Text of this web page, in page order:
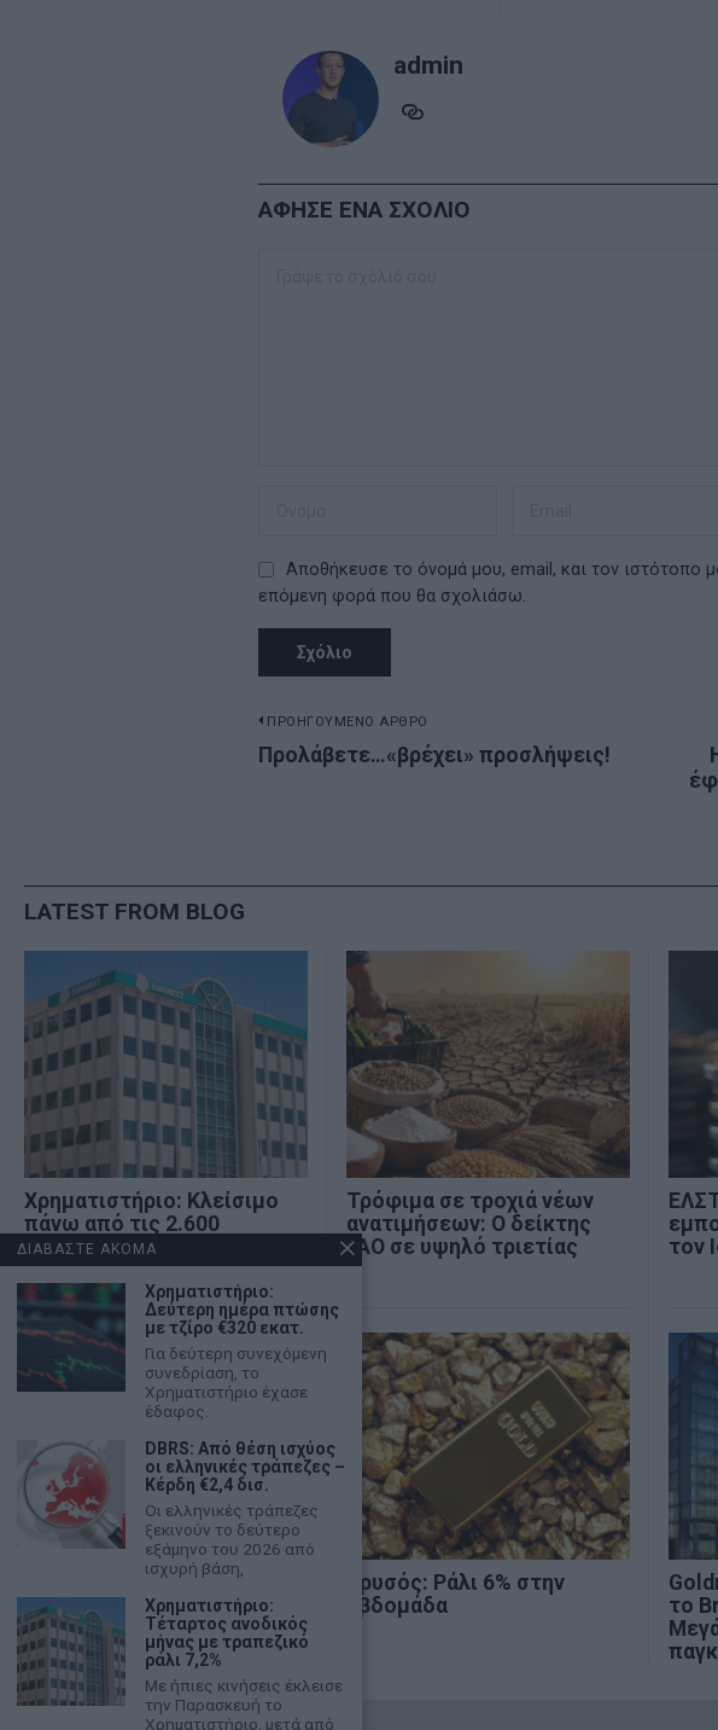
admin
ΑΦΗΣΕ ΕΝΑ ΣΧΟΛΙΟ
Αποθήκευσε το όνομά μου, email, και τον ιστότοπο
επόμενη φορά που θα σχολιάσω.
Πλοήγηση
ΠΡΟΗΓΟΥΜΕΝΟ ΑΡΘΡΟ
Previous
Προλάβετε…«βρέχει» προσλήψεις!
LATEST FROM BLOG
Χρηματιστήριο: Κλείσιμο
πάνω από τις 2.600
μονάδες και νέα θετική
εβδομάδα
Τρόφιμα σε τροχιά νέων
ανατιμήσεων: Ο δείκτης
FAO σε υψηλό τριετίας
τον
Κ. Βελόπουλος: «Η Ελληνική
Λύση θα κυβερνήσει»
Χρυσός: Ράλι 6% στην
εβδομάδα
το
ΔΙΑΒΑΣΤΕ ΑΚΟΜΑ
Χρηματιστήριο:
Δεύτερη ημέρα πτώσης
με τζίρο €320 εκατ.
Για δεύτερη συνεχόμενη
συνεδρίαση, το
Χρηματιστήριο έχασε
έδαφος.
DBRS: Από θέση ισχύος
οι ελληνικές τράπεζες –
Κέρδη €2,4 δισ.
Οι ελληνικές τράπεζες
ξεκινούν το δεύτερο
εξάμηνο του 2026 από
ισχυρή βάση,
Χρηματιστήριο:
Τέταρτος ανοδικός
μήνας με τραπεζικό
ράλι 7,2%
Με ήπιες κινήσεις έκλεισε
την Παρασκευή το
Χρηματιστήριο, μετά από